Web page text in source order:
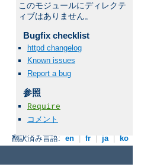
このモジュールにディレクテ
ィブはありません。
Bugfix checklist
httpd changelog
Known issues
Report a bug
参照
Require
コメント
翻訳済み言語: en | fr | ja | ko